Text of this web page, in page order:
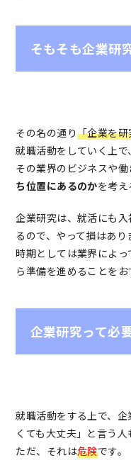
そもそも企業研
その名の通り「企業を
就職活動をしていく上で
その業界のビジネスや働
ち位置にあるのかを考え
企業研究は、就活にも
るので、やって損はあり
時期としては業界によ
ら準備を進めることをお
企業研究って必
就職活動をする上で、
くても大丈夫」と言う人
ただ、それは危険です。